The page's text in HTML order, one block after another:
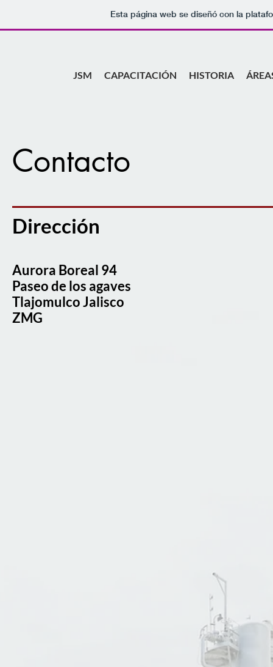
Esta página web se diseñó con la
JSM CAPACITACIÓN HISTORIA
Contacto
Dirección
Aurora Boreal 94
Paseo de los agaves
Tlajomulco Jalisco
ZMG